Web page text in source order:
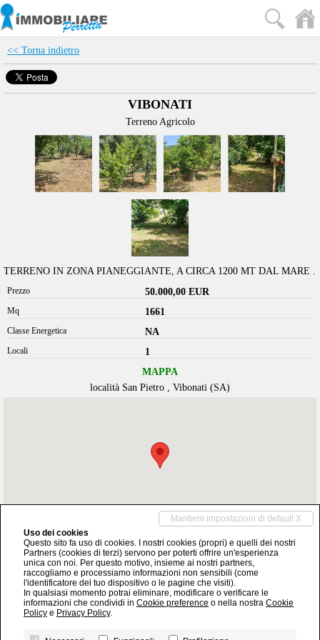
<< Torna indietro
VIBONATI
Terreno Agricolo
TERRENO IN ZONA PIANEGGIANTE, A CIRCA 1200 MT DAL MARE .
Prezzo 50.000,00 EUR
Mq 1661
Classe Energetica NA
Locali
1
MAPPA
località San Pietro , Vibonati (SA)
info@perretta.it
+39 0973 366011
Mantieni impostazioni di default X
Uso dei cookies
Questo sito fa uso di cookies. I nostri cookies (propri) e quelli dei nostri
Partners (cookies di terzi) servono per poterti offrire un'esperienza
unica con noi. Per questo motivo, insieme ai nostri partners,
raccogliamo e processiamo informazioni non sensibili (come
l'identificatore del tuo dispositivo o le pagine che visiti).
In qualsiasi momento potrai eliminare, modificare o verificare le
informazioni che condividi in Cookie preference o nella nostra Cookie
Policy e Privacy Policy.